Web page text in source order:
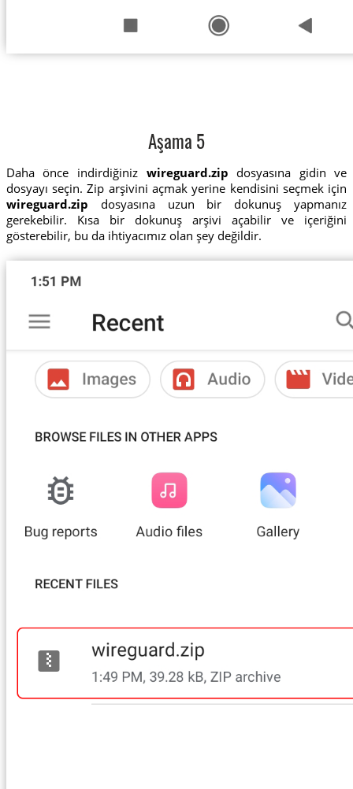
Aşama 5
Daha önce indirdiğiniz wireguard.zip dosyasına gidin ve
dosyayı seçin. Zip arşivini açmak yerine kendisini seçmek için
wireguard.zip dosyasına uzun bir dokunuş yapmanız
gerekebilir. Kısa bir dokunuş arşivi açabilir ve içeriğini
gösterebilir, bu da ihtiyacımız olan şey değildir.